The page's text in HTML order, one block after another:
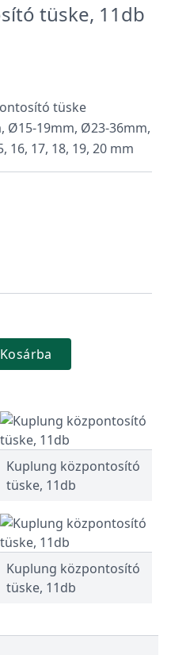
tüske, 11db
tüske
Ø15-19mm, Ø23-36mm,
16, 17, 18, 19, 20 mm
Kosárba
Kuplung központosító
tüske, 11db
Kuplung központosító
tüske, 11db